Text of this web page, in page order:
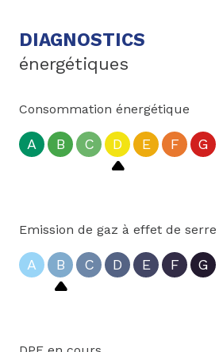
DIAGNOSTICS
énergétiques
Consommation énergétique
A B C D E F G
Emission de gaz à effet de serre
A B C D E F G